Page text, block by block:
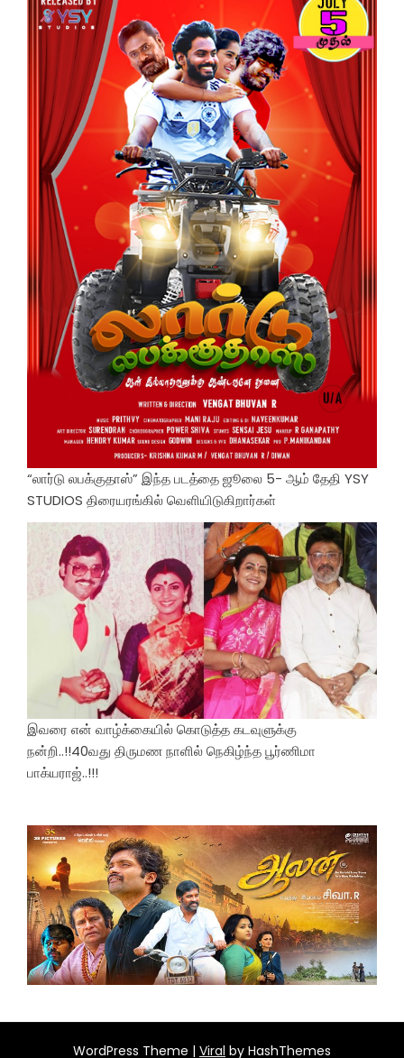
“லார்டு லபக்குதாஸ்” இந்த படத்தை ஜூலை 5- ஆம் தேதி YSY
STUDIOS திரையரங்கில் வெளியிடுகிறார்கள்
இவரை என் வாழ்க்கையில் கொடுத்த கடவுளுக்கு
நன்றி..!!40வது திருமண நாளில் நெகிழ்ந்த பூர்ணிமா
பாக்யராஜ்..!!!
WordPress Theme | Viral by HashThemes